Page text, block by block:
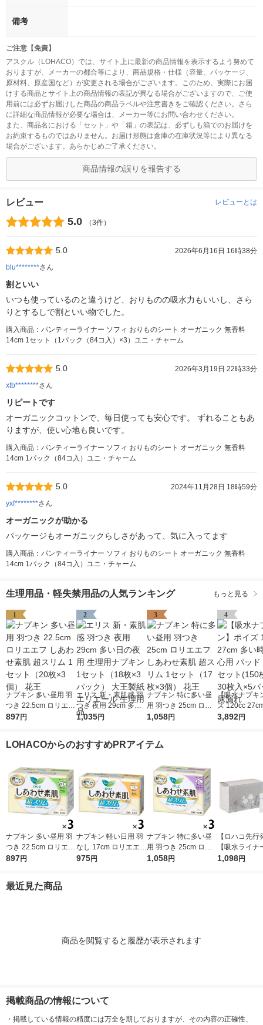
備考
ご注意【免責】
アスクル（LOHACO）では、サイト上に最新の商品情報を表示するよう努めて
おりますが、メーカーの都合等により、商品規格・仕様（容量、パッケージ、
原材料、原産国など）が変更される場合がございます。このため、実際にお届
けする商品とサイト上の商品情報の表記が異なる場合がございますので、ご使
用前には必ずお届けした商品の商品ラベルや注意書きをご確認ください。さら
に詳細な商品情報が必要な場合は、メーカー等にお問い合わせください。
また、商品名における「セット」や「箱」の表記は、必ずしも箱でのお届けを
お約束するものではありません。お届け形態は倉庫の在庫状況等により異なる
場合がございます。あらかじめご了承ください。
商品情報の誤りを報告する
レビュー レビューとは
5.0 （3件）
5.0
2026年6月16日 16時38分
blu********さん
割といい
いつも使っているのと違うけど、おりものの吸水力もいいし、さら
りとするしで割といい物でした。
購入商品：パンティーライナー ソフィ おりものシート オーガニック 無香料
14cm 1セット（1パック（84コ入）×3）ユニ・チャーム
5.0
2026年3月19日 22時33分
xtb********さん
リピートです
オーガニックコットンで、毎日使っても安心です。 ずれることもあ
りますが、使い心地も良いです。
購入商品：パンティーライナー ソフィ おりものシート オーガニック 無香料
14cm 1パック（84コ入）ユニ・チャーム
5.0
2024年11月28日 18時59分
yxf********さん
オーガニックが助かる
パッケージもオーガニックらしさがあって、気に入ってます
購入商品：パンティーライナー ソフィ おりものシート オーガニック 無香料
14cm 1パック（84コ入）ユニ・チャーム
生理用品・軽失禁用品の人気ランキング もっと見る
1
ナプキン 多い昼用 羽
つき 22.5cm ロリエエ
フ しあわせ素肌 超ス
897円
2
エリス 新・素肌感 羽
つき 夜用 29cm 多い
日の夜用 生理用ナプ
エリエール 生理用品
1,035円
3
ナプキン 特に多い昼
用 羽つき 25cm ロリ
エエフ しあわせ素肌
1,058円
4
【吸水ナプキ
ズ 120cc
も安心用 パッ
3,892円
LOHACOからのおすすめPRアイテム
ナプキン 多い昼用 羽
つき 22.5cm ロリエエ
フ しあわせ素肌 超ス
897円
ナプキン 軽い日用 羽
なし 17cm ロリエエフ
しあわせ素肌 超スリ
975円
ナプキン 特に多い昼
用 羽つき 25cm ロリ
エエフ しあわせ素肌
1,058円
【ロハコ先行
【吸水ライナ
イズ 10cc
1,098円
最近見た商品
商品を閲覧すると履歴が表示されます
掲載商品の情報について
・ 掲載している情報の精度には万全を期しておりますが、その内容の正確性、